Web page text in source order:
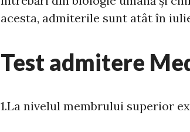
acesta, admiterile sunt atât în
Test admitere
1.La nivelul membrului superior